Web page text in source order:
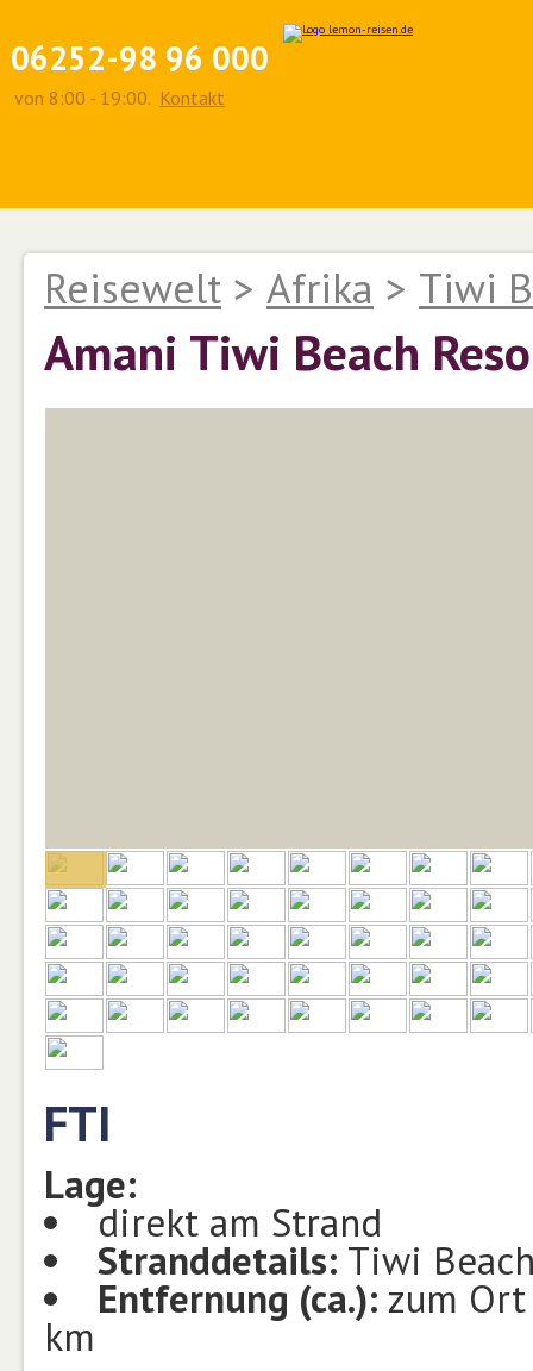
06252-98 96 000
von 8:00 - 19:00. Kontakt
Reisewelt > Afrika > Tiwi
Amani Tiwi Beach
FTI
Lage:
direkt am Strand
Stranddetails: Tiwi
Entfernung (ca.): zum
km